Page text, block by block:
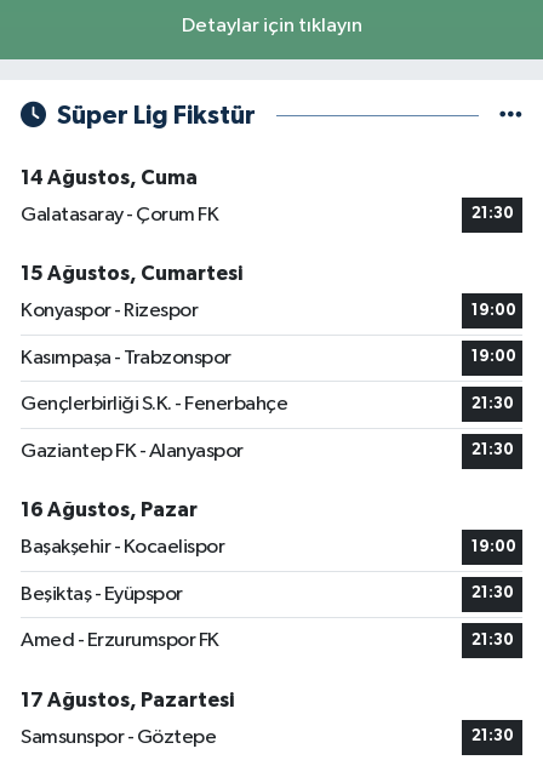
Detaylar için tıklayın
Süper Lig Fikstür
14 Ağustos, Cuma
Galatasaray - Çorum FK
21:30
15 Ağustos, Cumartesi
Konyaspor - Rizespor
19:00
Kasımpaşa - Trabzonspor 19:00
Gençlerbirliği S.K. - Fenerbahçe 21:30
Gaziantep FK - Alanyaspor 21:30
16 Ağustos, Pazar
Başakşehir - Kocaelispor
19:00
Beşiktaş - Eyüpspor 21:30
Amed - Erzurumspor FK 21:30
17 Ağustos, Pazartesi
Samsunspor - Göztepe
21:30